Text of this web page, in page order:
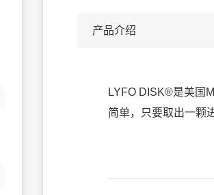
产品介绍
LYFO DISK®是美国
简单，只要取出一颗